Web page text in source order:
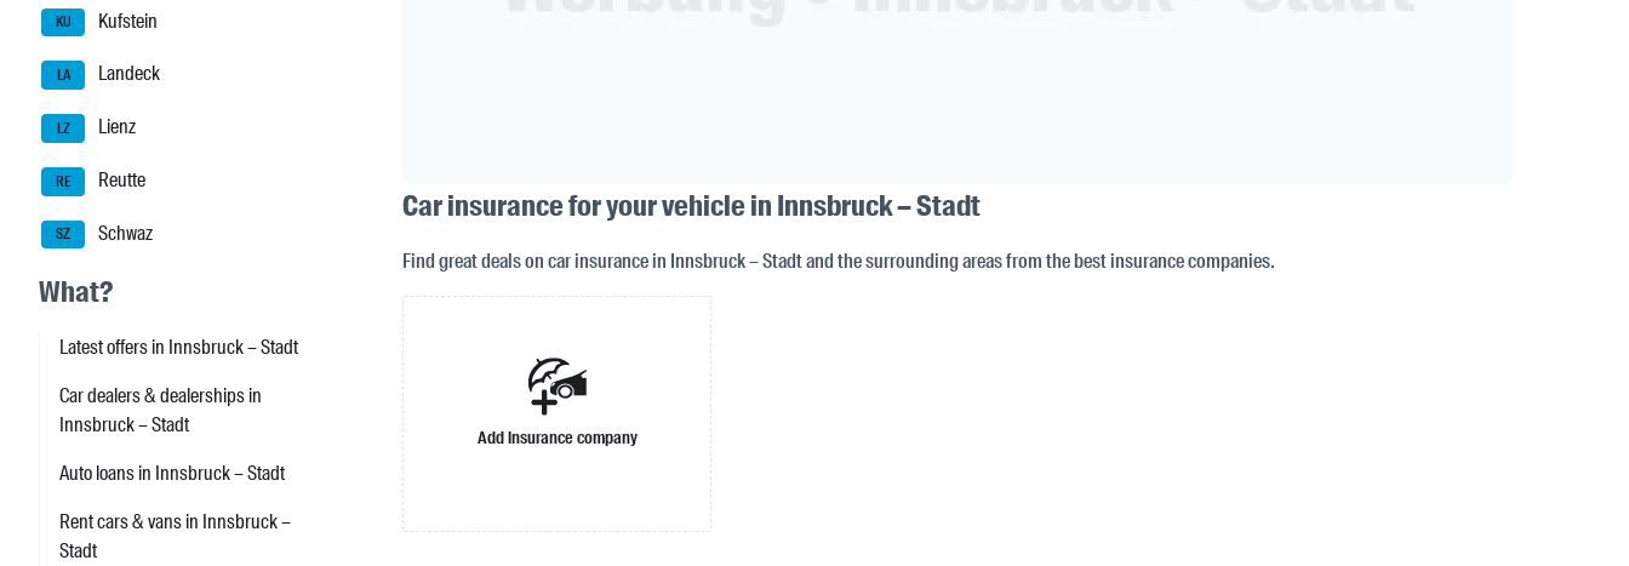
KU Kufstein
LA Landeck
LZ Lienz
RE Reutte
SZ Schwaz
What?
Latest offers in Innsbruck – Stadt
Car dealers & dealerships in
Innsbruck – Stadt
Auto loans in Innsbruck – Stadt
Rent cars & vans in Innsbruck –
Stadt
Car insurance for your vehicle in Innsbruck – Stadt
Find great deals on car insurance in Innsbruck – Stadt and the surrounding areas from the best insurance companies.
Add insurance company